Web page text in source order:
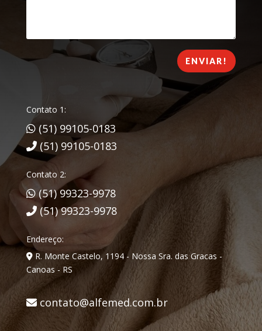
ENVIAR!
Contato 1:
(51) 99105-0183
(51) 99105-0183
Contato 2:
(51) 99323-9978
(51) 99323-9978
Endereço:
R. Monte Castelo, 1194 - Nossa Sra. das Gracas -
Canoas - RS
contato@alfemed.com.br